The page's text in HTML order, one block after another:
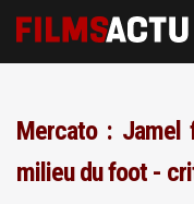
Mercato : Jamel
milieu du foot -